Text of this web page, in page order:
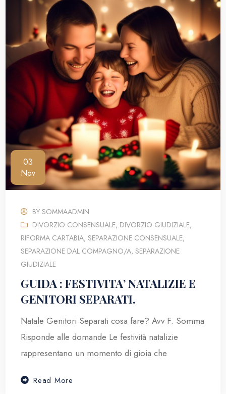
03
Nov
BYSOMMAADMIN
DIVORZIO CONSENSUALE, DIVORZIO GIUDIZIALE,
RIFORMA CARTABIA,SEPARAZIONE CONSENSUALE,
SEPARAZIONE DAL COMPAGNO/A,SEPARAZIONE
GIUDIZIALE
GUIDA : FESTIVITA’ NATALIZIE E
GENITORI SEPARATI.
Natale Genitori Separati cosa fare? Avv F. Somma
Risponde alle domande Le festività natalizie
rappresentano un momento di gioia che
Read More